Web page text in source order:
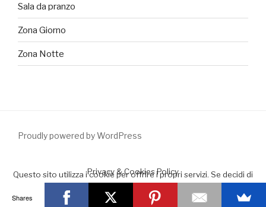
Sala da pranzo
Zona Giorno
Zona Notte
Proudly powered by WordPress
Questo sito utilizza i cookie per offrire i propri servizi. Se decidi di
continuare la navigazione consideriamo che accetti il loro uso.
Accept
Leggimi
Privacy & Cookies Policy
Shares